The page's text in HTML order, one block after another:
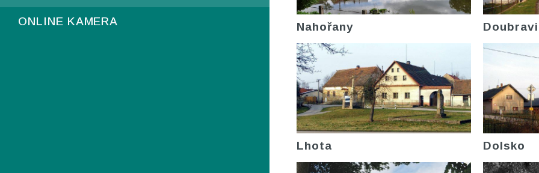
ONLINE KAMERA Nahořany
Lhota Dolsko